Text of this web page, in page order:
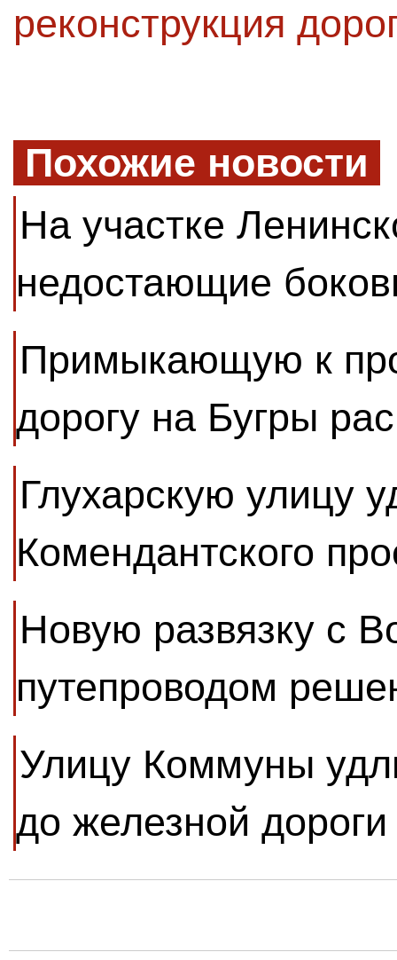
реконструкция
Похожие новости
На участке
недостающие
Примыкающую к
дорогу на Бугры
Глухарскую улицу
Комендантского
Новую развязку с
путепроводом
Улицу Коммуны
до железной